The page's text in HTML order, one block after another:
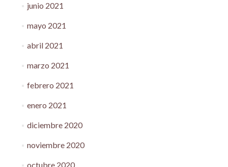
junio 2021
mayo 2021
abril 2021
marzo 2021
febrero 2021
enero 2021
diciembre 2020
noviembre 2020
octubre 2020